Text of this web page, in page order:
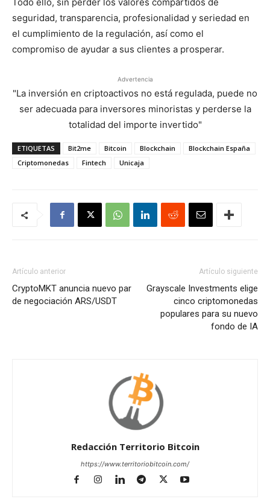
seguridad, transparencia, profesionalidad y seriedad en
el cumplimiento de la regulación, así como el
compromiso de ayudar a sus clientes a prosperar.
Advertencia
"La inversión en criptoactivos no está regulada, puede no
ser adecuada para inversores minoristas y perderse la
totalidad del importe invertido"
ETIQUETAS Bit2me Bitcoin Blockchain
Blockchain España
Criptomonedas
Fintech Unicaja
Artículo anterior
CryptoMKT anuncia nuevo par
de negociación ARS/USDT
Artículo siguiente
Grayscale Investments elige
cinco criptomonedas
populares para su nuevo
fondo de IA
Redacción Territorio Bitcoin
https://www.territoriobitcoin.com/